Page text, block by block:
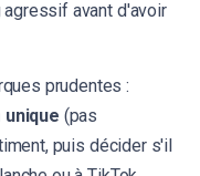
avant d'avoir
prudentes :
unique (pas
puis décider s'il